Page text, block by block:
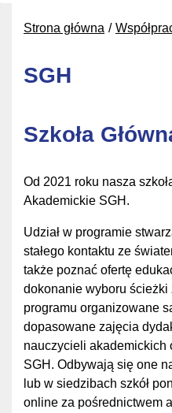
Strona główna
SGH
Szkoła
Od 2021 roku nasza
Akademickie SGH.
Udział w programie
stałego kontaktu ze
także poznać ofertę
dokonanie wyboru
programu organizowane
dopasowane zajęcia
nauczycieli akademickich
SGH. Odbywają się one
lub w siedzibach szkół
online za pośrednictwem